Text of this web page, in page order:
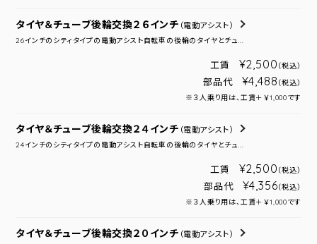
タイヤ＆チューブ後輪交換２６インチ （電動アシスト）
26インチのシティタイプの電動アシスト自転車の後輪のタイヤとチュ...
工賃 ¥2,500 （税込）
部品代 ¥4,488 （税込）
※３人乗り用は、工賃＋￥1,000です
タイヤ＆チューブ後輪交換２４インチ （電動アシスト）
24インチのシティタイプの電動アシスト自転車の後輪のタイヤとチュ...
工賃 ¥2,500 （税込）
部品代 ¥4,356（税込）
※３人乗り用は、工賃＋￥1,000です
タイヤ＆チューブ後輪交換２０インチ （電動アシスト）